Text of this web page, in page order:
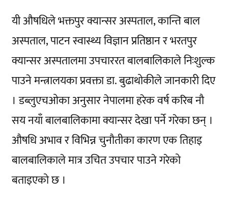
यी औषधिले भक्तपुर क्यान्सर अस्पताल, कान्ति बाल
अस्पताल, पाटन स्वास्थ्य विज्ञान प्रतिष्ठान र भरतपुर
क्यान्सर अस्पतालमा उपचाररत बालबालिकाले निःशुल्क
पाउने मन्त्रालयका प्रवक्ता डा. बुढाथोकीले जानकारी दिए
। डब्लुएचओका अनुसार नेपालमा हरेक वर्ष करिब नौ
सय नयाँ बालबालिकामा क्यान्सर देखा पर्ने गरेका छन् ।
औषधि अभाव र विभिन्न चुनौतीका कारण एक तिहाइ
बालबालिकाले मात्र उचित उपचार पाउने गरेको
बताइएको छ ।